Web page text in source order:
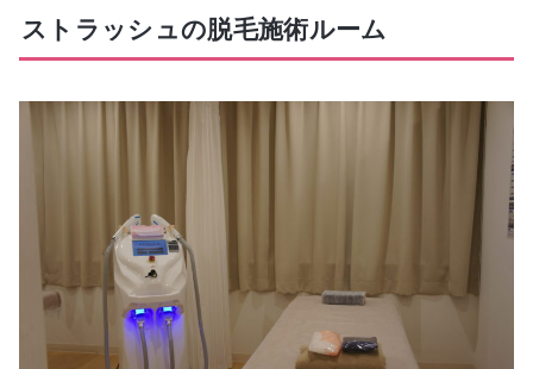
ストラッシュの脱毛施術ルーム